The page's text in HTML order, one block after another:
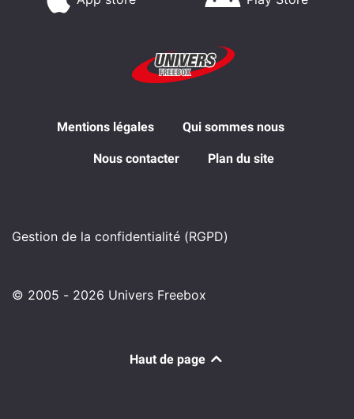
Mentions légales Qui sommes nous
Nous contacter Plan du site
Gestion de la confidentialité (RGPD)
© 2005 - 2026 Univers Freebox
Haut de page